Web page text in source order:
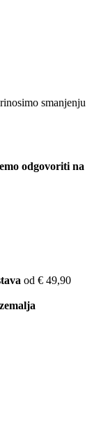
smanjenju
odgovoriti na
od € 49,90